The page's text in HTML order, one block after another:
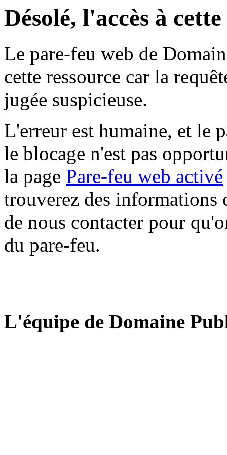
Désolé, l'accès à
Le pare-feu web de
cette ressource car la
jugée suspicieuse.
L'erreur est humaine, et le
le blocage n'est pas
la page Pare-feu web activé
trouverez des informations
de nous contacter pour
du pare-feu.
L'équipe de Domaine